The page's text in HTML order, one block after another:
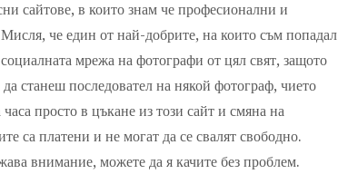
сайтове, в които знам че професионални и
че един от най-добрите, на които съм попадал
мрежа на фотографи от цял свят, защото
станеш последовател на някой фотограф, чието
просто в цъкане из този сайт и смяна на
са платени и не могат да се свалят свободно.
внимание, можете да я качите без проблем.